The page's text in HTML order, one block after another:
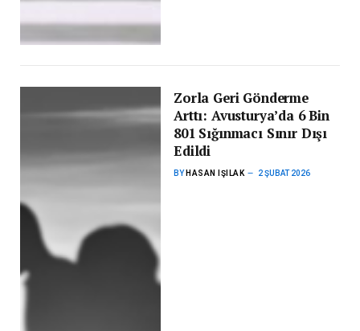
Zorla Geri Gönderme
Arttı: Avusturya’da 6 Bin
801 Sığınmacı Sınır Dışı
Edildi
BY HASAN IŞILAK 2 ŞUBAT 2026